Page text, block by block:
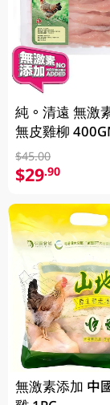
純。清遠 無激
無皮雞柳
$45.00
$29.90
無激素添加 中